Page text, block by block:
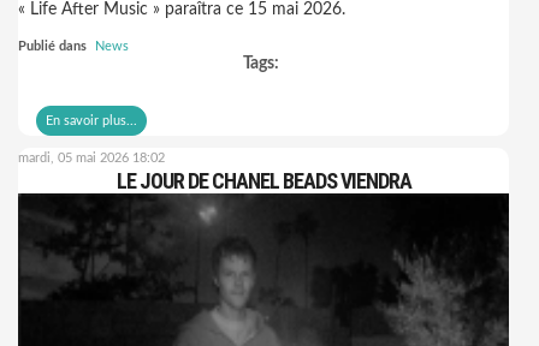
« Life After Music » paraîtra ce 15 mai 2026.
Publié dans News
Tags:
En savoir plus...
mardi, 05 mai 2026 18:02
LE JOUR DE CHANEL BEADS VIENDRA